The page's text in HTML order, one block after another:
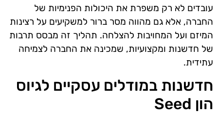
עובדים לא רק משפרת את היכולות הפנימיות של
החברה, אלא גם מהווה מסר ברור למשקיעים על רצינות
המיזם ועל המחויבות להצלחה. תהליך זה מבסס תרבות
של חדשנות ומקצועיות, שמכינה את החברה לצמיחה
עתידית.
חדשנות במודלים עסקיים לגיוס
הון Seed